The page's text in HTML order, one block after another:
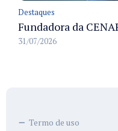
Destaques
31/07/2026
Termo de uso